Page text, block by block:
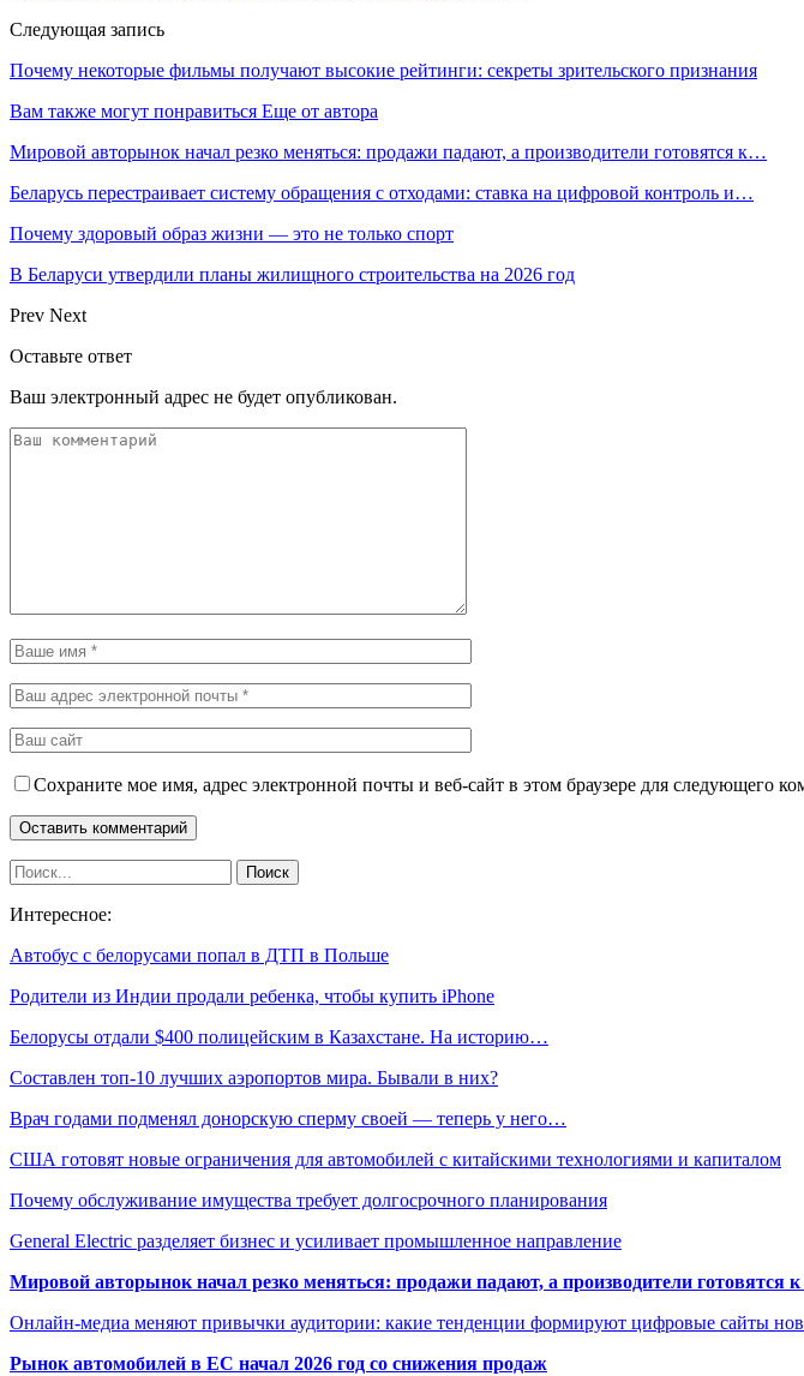
Следующая запись
Почему некоторые фильмы получают высокие рейтинги: секреты зрительского признания
Вам также могут понравиться Еще от автора
Мировой авторынок начал резко меняться: продажи падают, а производители готовятся к…
Беларусь перестраивает систему обращения с отходами: ставка на цифровой контроль и…
Почему здоровый образ жизни — это не только спорт
В Беларуси утвердили планы жилищного строительства на 2026 год
Prev Next
Оставьте ответ
Ваш электронный адрес не будет опубликован.
Сохраните мое имя, адрес электронной почты и веб-сайт в этом браузере для следующего
Интересное:
Автобус с белорусами попал в ДТП в Польше
Родители из Индии продали ребенка, чтобы купить iPhone
Белорусы отдали $400 полицейским в Казахстане. На историю…
Составлен топ-10 лучших аэропортов мира. Бывали в них?
Врач годами подменял донорскую сперму своей — теперь у него…
США готовят новые ограничения для автомобилей с китайскими технологиями и капиталом
Почему обслуживание имущества требует долгосрочного планирования
General Electric разделяет бизнес и усиливает промышленное направление
Мировой авторынок начал резко меняться: продажи падают, а производители готовятся к
Онлайн-медиа меняют привычки аудитории: какие тенденции формируют цифровые сайты
Рынок автомобилей в ЕС начал 2026 год со снижения продаж